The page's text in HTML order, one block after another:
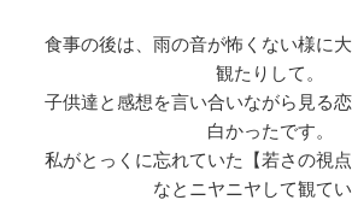
食事の後は、雨の音が怖くない様に
観たりして。
子供達と感想を言い合いながら見る
白かったです。
私がとっくに忘れていた【若さの視
なとニヤニヤして観て